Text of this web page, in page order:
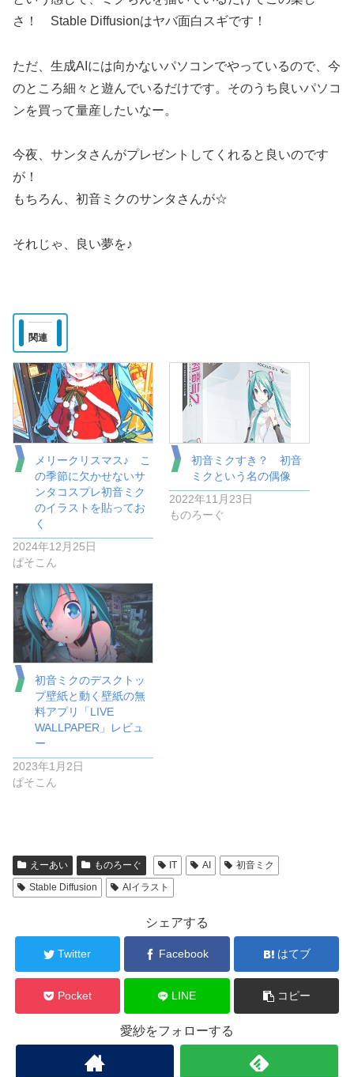
さ！ Stable Diffusionはヤバ面白スギです！
ただ、生成AIには向かないパソコンでやっているので、今
のところ細々と遊んでいるだけです。そのうち良いパソコ
ンを買って量産したいなー。
今夜、サンタさんがプレゼントしてくれると良いのです
が！
もちろん、初音ミクのサンタさんが☆
それじゃ、良い夢を♪
関連
メリークリスマス♪ こ
の季節に欠かせないサ
ンタコスプレ初音ミク
のイラストを貼ってお
く
2024年12月25日
ぱそこん
初音ミクすき？ 初音
ミクという名の偶像
2022年11月23日
ものろーぐ
初音ミクのデスクトッ
プ壁紙と動く壁紙の無
料アプリ「LIVE
WALLPAPER」レビュ
ー
2023年1月2日
ぱそこん
えーあい ものろーぐ IT AI
初音ミク
Stable Diffusion
AIイラスト
シェアする
Twitter Facebook はてブ
Pocket LINE コピー
愛紗をフォローする